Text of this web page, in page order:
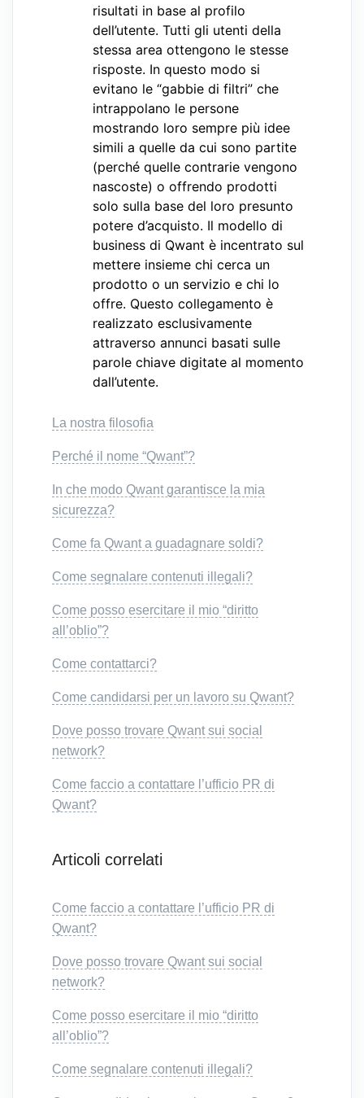
risultati in base al profilo
dell’utente. Tutti gli utenti della
stessa area ottengono le stesse
risposte. In questo modo si
evitano le “gabbie di filtri” che
intrappolano le persone
mostrando loro sempre più idee
simili a quelle da cui sono partite
(perché quelle contrarie vengono
nascoste) o offrendo prodotti
solo sulla base del loro presunto
potere d’acquisto. Il modello di
business di Qwant è incentrato sul
mettere insieme chi cerca un
prodotto o un servizio e chi lo
offre. Questo collegamento è
realizzato esclusivamente
attraverso annunci basati sulle
parole chiave digitate al momento
dall’utente.
La nostra filosofia
Perché il nome “Qwant”?
In che modo Qwant garantisce la mia
sicurezza?
Come fa Qwant a guadagnare soldi?
Come segnalare contenuti illegali?
Come posso esercitare il mio “diritto
all’oblio”?
Come contattarci?
Come candidarsi per un lavoro su Qwant?
Dove posso trovare Qwant sui social
network?
Come faccio a contattare l’ufficio PR di
Qwant?
Articoli correlati
Come faccio a contattare l’ufficio PR di
Qwant?
Dove posso trovare Qwant sui social
network?
Come posso esercitare il mio “diritto
all’oblio”?
Come segnalare contenuti illegali?